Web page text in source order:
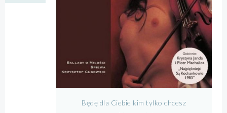
Będę dla Ciebie kim tylko chcesz